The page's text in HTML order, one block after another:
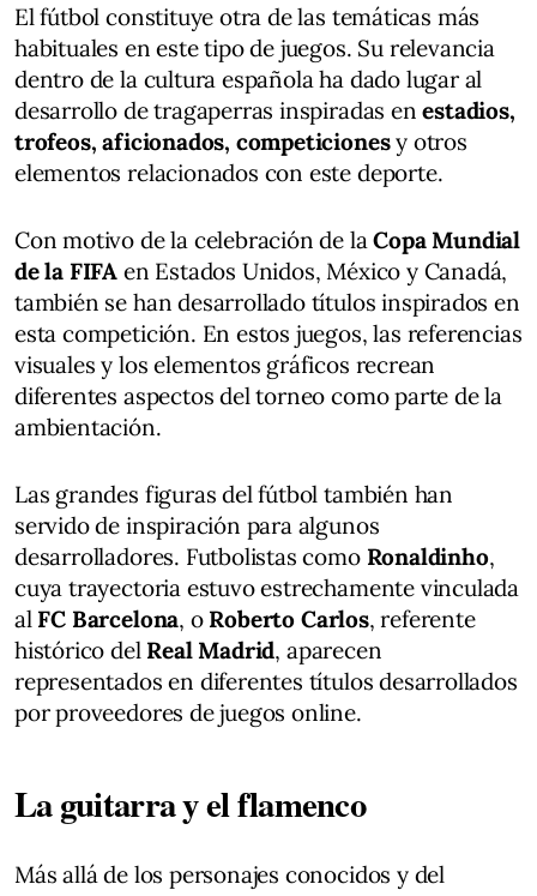
El fútbol constituye otra de las temáticas más
habituales en este tipo de juegos. Su relevancia
dentro de la cultura española ha dado lugar al
desarrollo de tragaperras inspiradas enestadios,
trofeos, aficionados, competicionesy otros
elementos relacionados con este deporte.
Con motivo de la celebración de laCopa Mundial
de la FIFA en Estados Unidos, México y Canadá,
también se han desarrollado títulos inspirados en
esta competición. En estos juegos, las referencias
visuales y los elementos gráficos recrean
diferentes aspectos del torneo como parte de la
ambientación.
Las grandes figuras del fútbol también han
servido de inspiración para algunos
desarrolladores. Futbolistas como Ronaldinho,
cuya trayectoria estuvo estrechamente vinculada
al FC Barcelona, o Roberto Carlos, referente
histórico del Real Madrid, aparecen
representados en diferentes títulos desarrollados
por proveedores de juegos online.
La guitarra y el flamenco
Más allá de los personajes conocidos y del